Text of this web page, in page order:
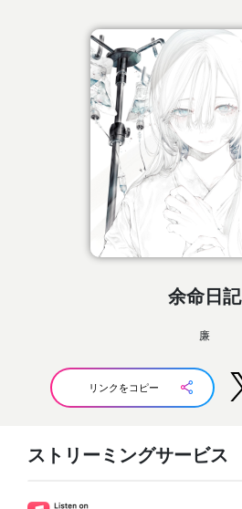
余命日記
廉
リンクをコピー
ストリーミングサービス